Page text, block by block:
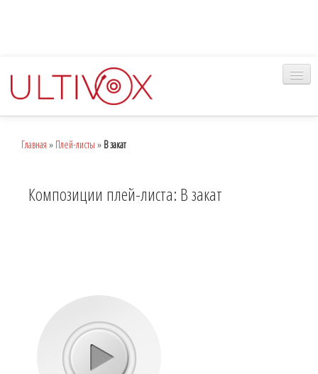
Главная
Наш сервис
Главная » Плей-листы » В закат
Композиции плей-листа: В закат